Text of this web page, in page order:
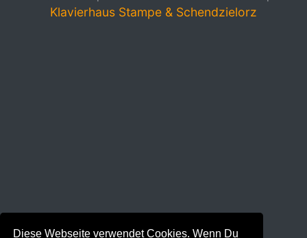
Diese Webseite verwendet Cookies. Wenn Du
Klavierhaus Stampe & Schendzielorz